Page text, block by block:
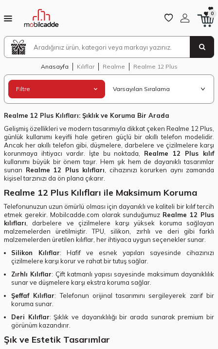
0
Anasayfa Kılıflar Realme Realme 12 Plus
Filtre
Realme 12 Plus Kılıfları: Şıklık ve Koruma Bir Arada
Gelişmiş özellikleri ve modern tasarımıyla dikkat çeken Realme 12 Plus,
günlük kullanımı keyifli hale getiren güçlü bir akıllı telefon modelidir.
Ancak her akıllı telefon gibi, düşmelere, darbelere ve çizilmelere karşı
korunmaya ihtiyacı vardır. İşte bu noktada, Realme 12 Plus kılıf
kullanımı büyük bir önem taşır. Hem şık hem de dayanıklı tasarımlar
sunan Realme 12 Plus kılıfları, cihazınızı korurken aynı zamanda
kişisel tarzınızı da ön plana çıkarır.
Realme 12 Plus Kılıfları ile Maksimum Koruma
Telefonunuzun uzun ömürlü olması için dayanıklı ve kaliteli bir kılıf tercih
etmek gerekir. Mobilcadde.com olarak sunduğumuz Realme 12 Plus
kılıfları, darbelere ve çizilmelere karşı yüksek koruma sağlayan
malzemelerden üretilmiştir. TPU, silikon, zırhlı ve deri gibi farklı
malzemelerden üretilen kılıflar, her ihtiyaca uygun seçenekler sunar.
Silikon Kılıflar: Hafif ve esnek yapıları sayesinde cihazınızı
çizilmelere karşı korur ve rahat bir tutuş sağlar.
Zırhlı Kılıflar: Çift katmanlı yapısı sayesinde maksimum dayanıklılık
sunar ve düşmelere karşı ekstra koruma sağlar.
Şeffaf Kılıflar: Telefonun orijinal tasarımını sergileyerek zarif bir
koruma sunar.
Deri Kılıflar: Şıklık ve dayanıklılığı bir arada sunarak premium bir
görünüm kazandırır.
Şık ve Estetik Tasarımlar